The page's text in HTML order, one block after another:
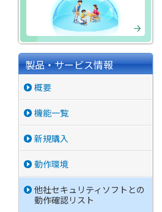
製品・サービス情報
概要
機能一覧
新規購入
動作環境
他社セキュリティソフトとの
動作確認リスト